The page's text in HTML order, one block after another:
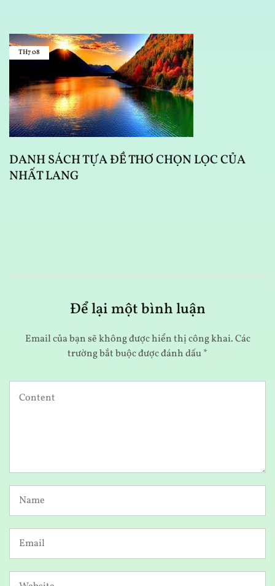
TH708
DANH SÁCH TỰA ĐỀ THƠ CHỌN LỌC CỦA
NHẤT LANG
Để lại một bình luận
Email của bạn sẽ không được hiển thị công khai.Các
trường bắt buộc được đánh dấu*